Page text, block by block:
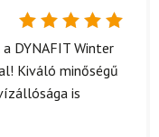
Értékelés:
DYNAFIT Winter
Kiváló minőségű
is